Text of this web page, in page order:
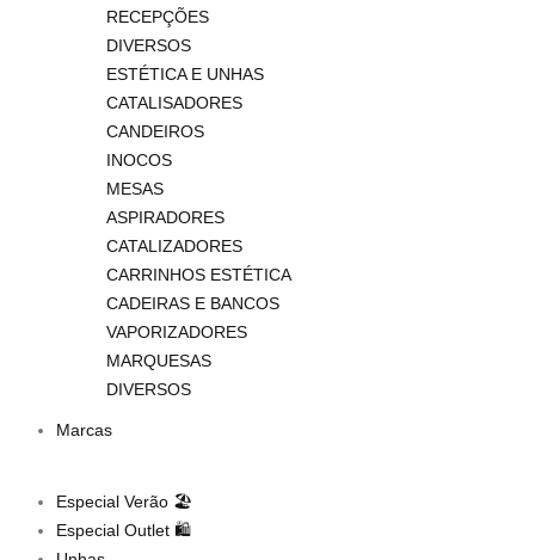
RECEPÇÕES
DIVERSOS
ESTÉTICA E UNHAS
CATALISADORES
CANDEIROS
INOCOS
MESAS
ASPIRADORES
CATALIZADORES
CARRINHOS ESTÉTICA
CADEIRAS E BANCOS
VAPORIZADORES
MARQUESAS
DIVERSOS
Marcas
Especial Verão 🏖️
Especial Outlet 🛍️